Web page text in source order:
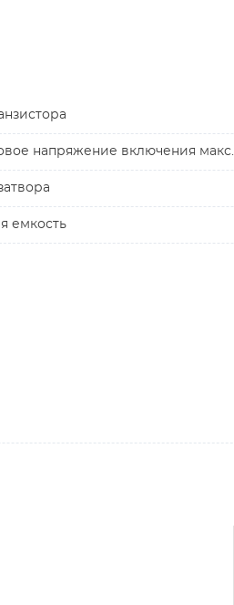
напряжение включения макс.
емкость